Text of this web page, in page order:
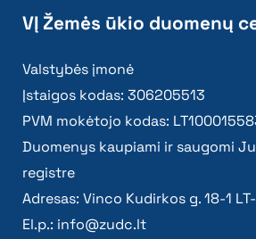
VĮ Žemės ūkio duomenų
Valstybės įmonė
Įstaigos kodas: 306205513
PVM mokėtojo kodas:
Duomenys kaupiami ir saugomi
registre
Adresas: Vinco Kudirkos g. 18-1
El.p.: info@zudc.lt